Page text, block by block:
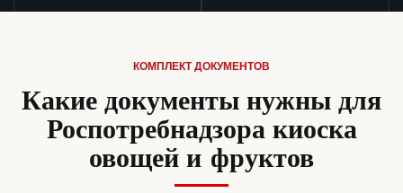
КОМПЛЕКТ ДОКУМЕНТОВ
Какие документы нужны для
Роспотребнадзора киоска
овощей и фруктов